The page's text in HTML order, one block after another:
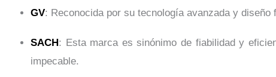
GV: Reconocida por su tecnología avanzada y
SACH: Esta marca es sinónimo de fiabilidad y
impecable.